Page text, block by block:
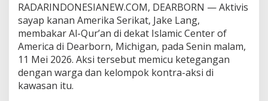
j
i
d
B
e
s
a
RADARINDONESIANEW.COM, DEARBORN — Aktivis
sayap kanan Amerika Serikat, Jake Lang,
membakar Al-Qur’an di dekat Islamic Center of
America di Dearborn, Michigan, pada Senin malam,
11 Mei 2026. Aksi tersebut memicu ketegangan
dengan warga dan kelompok kontra-aksi di
kawasan itu.